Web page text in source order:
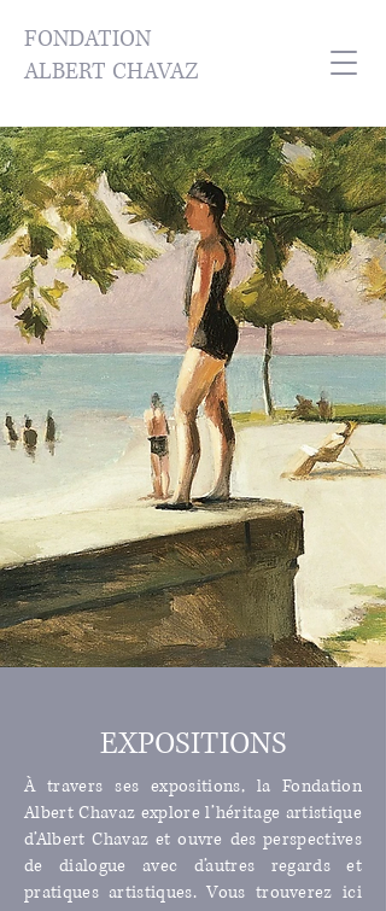
FONDATION
ALBERT CHAVAZ
EXPOSITIONS
À travers ses expositions, la Fondation
Albert Chavaz explore l’héritage artistique
d’Albert Chavaz et ouvre des perspectives
de dialogue avec d’autres regards et
pratiques artistiques. Vous trouverez ici